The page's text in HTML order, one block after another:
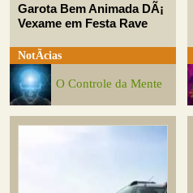
Garota Bem Animada DÃ¡
Vexame em Festa Rave
NotÃ­cias
O Controle da Mente